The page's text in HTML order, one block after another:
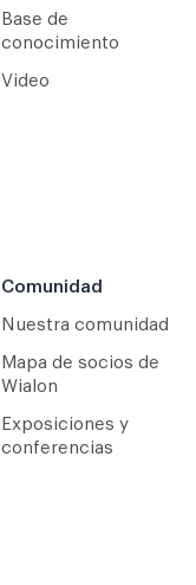
Base de
conocimiento
Video
Comunidad
Nuestra comunidad
Mapa de socios de
Wialon
Exposiciones y
conferencias